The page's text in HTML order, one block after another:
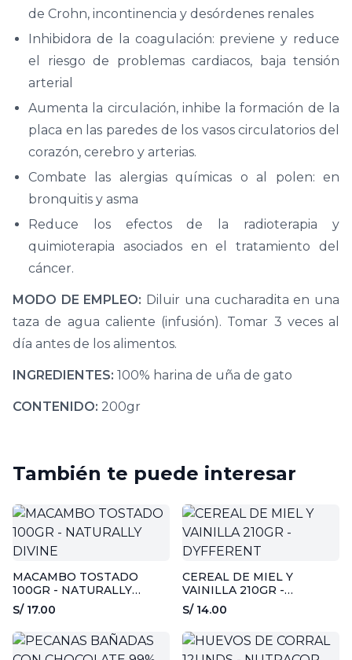
de Crohn, incontinencia y desórdenes renales
Inhibidora de la coagulación: previene y reduce
el riesgo de problemas cardiacos, baja tensión
arterial
Aumenta la circulación, inhibe la formación de la
placa en las paredes de los vasos circulatorios del
corazón, cerebro y arterias.
Combate las alergias químicas o al polen: en
bronquitis y asma
Reduce los efectos de la radioterapia y
quimioterapia asociados en el tratamiento del
cáncer.
MODO DE EMPLEO: Diluir una cucharadita en una
taza de agua caliente (infusión). Tomar 3 veces al
día antes de los alimentos.
INGREDIENTES: 100% harina de uña de gato
CONTENIDO: 200gr
También te puede interesar
MACAMBO TOSTADO
100GR - NATURALLY
DIVINE
S/ 17.00
CEREAL DE MIEL Y
VAINILLA 210GR -
DYFFERENT
S/ 14.00